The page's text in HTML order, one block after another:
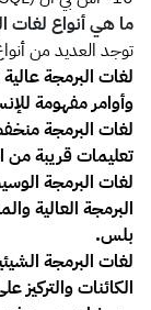
ما هي أنواع لغات
توجد العديد من
لغات البرمجة
وأوامر مفهومة
لغات البرمجة
تعليمات قريبة من
لغات البرمجة
البرمجة العالية
بلس.
لغات البرمجة
الكائنات والتركيز